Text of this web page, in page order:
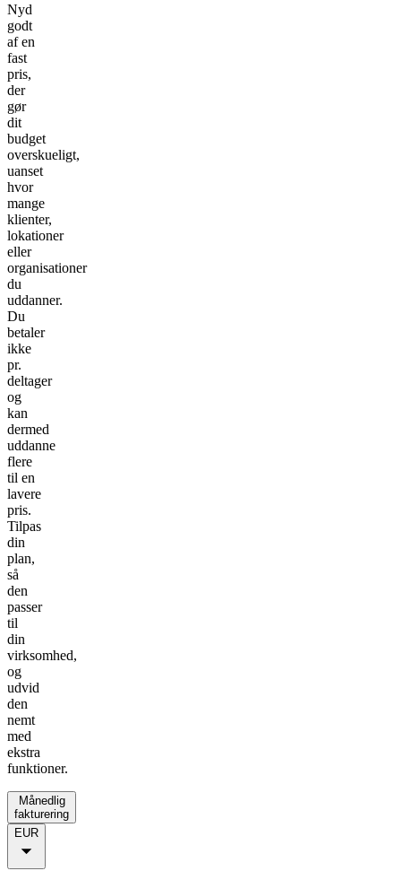
Nyd
godt
af en
fast
pris,
der
gør
dit
budget
overskueligt,
uanset
hvor
mange
klienter,
lokationer
eller
organisationer
du
uddanner.
Du
betaler
ikke
pr.
deltager
og
kan
dermed
uddanne
flere
til en
lavere
pris.
Tilpas
din
plan,
så
den
passer
til
din
virksomhed,
og
udvid
den
nemt
med
ekstra
funktioner.
Månedlig
fakturering
EUR